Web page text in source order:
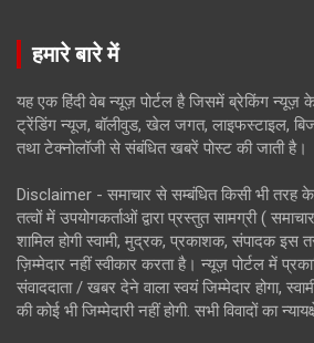
हमारे बारे में
यह एक हिंदी वेब न्यूज़ पोर्टल है जिसमें ब्रेकिंग न्यूज़
ट्रेंडिंग न्यूज, बॉलीवुड, खेल जगत, लाइफस्टाइल,
तथा टेक्नोलॉजी से संबंधित खबरें पोस्ट की जाती है।
Disclaimer - समाचार से सम्बंधित किसी भी तरह
तत्वों में उपयोगकर्ताओं द्वारा प्रस्तुत सामग्री (
शामिल होगी स्वामी, मुद्रक, प्रकाशक, संपादक इस
ज़िम्मेदार नहीं स्वीकार करता है। न्यूज़ पोर्टल में
संवाददाता / खबर देने वाला स्वयं जिम्मेदार होगा,
की कोई भी जिम्मेदारी नहीं होगी. सभी विवादों का